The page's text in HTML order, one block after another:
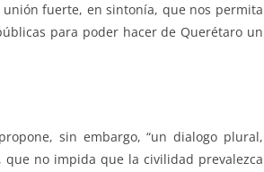
fuerte, en sintonía, que nos permita
para poder hacer de Querétaro un
sin embargo, “un dialogo plural,
no impida que la civilidad prevalezca